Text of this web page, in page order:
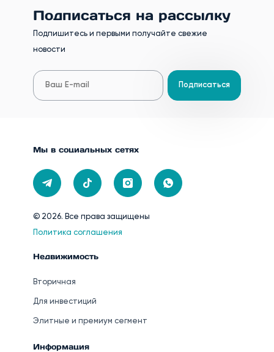
Подписаться на рассылку
Подпишитесь и первыми получайте свежие
новости
Подписаться
Мы в социальных сетях
© 2026. Все права защищены
Политика соглашения
Недвижимость
Вторичная
Для инвестиций
Элитные и премиум сегмент
Информация